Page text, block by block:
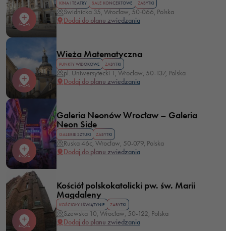
KINA I TEATRY SALE KONCERTOWE ZABYTKI
Świdnicka 35, Wrocław, 50-066, Polska
Dodaj do planu zwiedzania
Wieża Matematyczna
PUNKTY WIDOKOWE ZABYTKI
pl. Uniwersytecki 1, Wrocław, 50-137, Polska
Dodaj do planu zwiedzania
Galeria Neonów Wrocław – Galeria
Neon Side
GALERIE SZTUKI ZABYTKI
Ruska 46c, Wrocław, 50-079, Polska
Dodaj do planu zwiedzania
Kościół polskokatolicki pw. św. Marii
Magdaleny
KOŚCIOŁY I ŚWIĄTYNIE ZABYTKI
Szewska 10, Wrocław, 50-122, Polska
Dodaj do planu zwiedzania